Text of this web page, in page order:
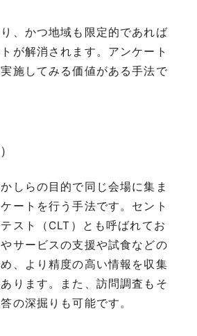
、かつ地域も限定的であれば
が解消されます。アンケート
施してみる価値がある手法で
しらの目的で同じ会場に集ま
ートを行う手法です。セント
スト（CLT）とも呼ばれてお
サービスの支援や試食などの
、より精度の高い情報を収集
ります。また、訪問調査もそ
の深掘りも可能です。